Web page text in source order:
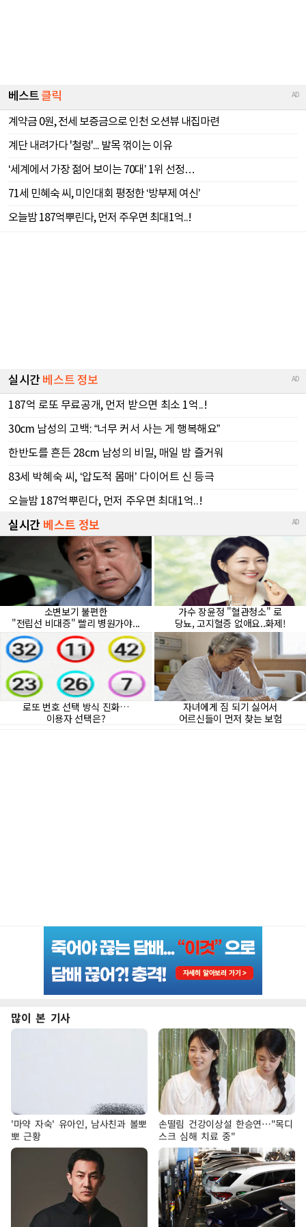
많이 본 기사
'마약 자숙' 유아인, 남사친과 볼뽀
뽀 근황
손떨림 건강이상설 한승연…"목디
스크 심해 치료 중"